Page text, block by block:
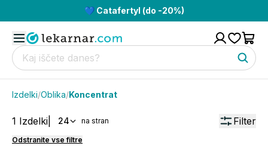
💙 Catafertyl (do -20%)
Izdelki/Oblika/Koncentrat
1 Izdelki 24 na stran Filter
Odstranite vse filtre